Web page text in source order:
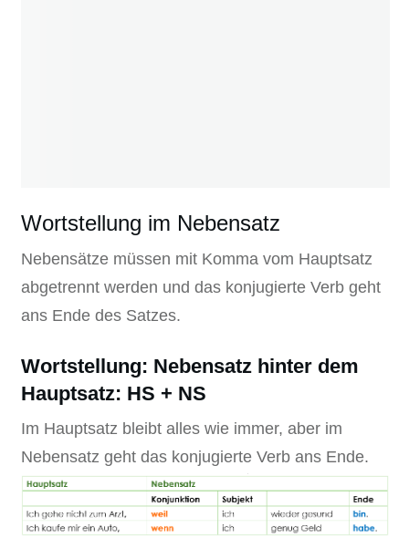
Wortstellung im Nebensatz
Nebensätze müssen mit Komma vom Hauptsatz
abgetrennt werden und das konjugierte Verb geht
ans Ende des Satzes.
Wortstellung: Nebensatz hinter dem
Hauptsatz: HS + NS
Im Hauptsatz bleibt alles wie immer, aber im
Nebensatz geht das konjugierte Verb ans Ende.